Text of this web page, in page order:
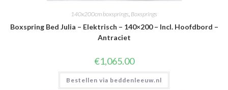
140x200cm boxsprings Boxsprings
Boxspring Bed Julia – Elektrisch – 140×200 – Incl. Hoofdbord –
Antraciet
€1,065.00
Bestellen via beddenleeuw.nl